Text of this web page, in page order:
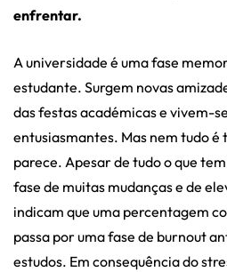
enfrentar.
A universidade é uma fase
estudante. Surgem novas
das festas académicas e vivem-
entusiasmantes. Mas nem tudo é
parece. Apesar de tudo o que
fase de muitas mudanças e de
indicam que uma percentagem
passa por uma fase de burnout
estudos. Em consequência do